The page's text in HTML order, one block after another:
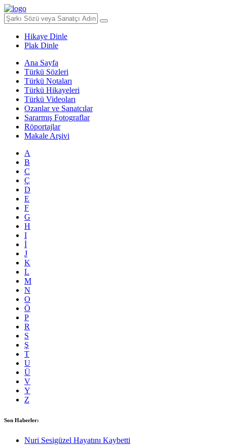
Hikaye Dinle
Plak Dinle
Ana Sayfa
Türkü Sözleri
Türkü Notaları
Türkü Hikayeleri
Türkü Videoları
Ozanlar ve Sanatcılar
Sararmış Fotograflar
Röportajlar
Makale Arşivi
A
B
C
Ç
D
E
F
G
H
I
İ
J
K
L
M
N
O
Ö
P
R
S
Ş
T
U
Ü
V
Y
Z
Son Haberler:
Nuri Sesigüzel Hayatını Kaybetti